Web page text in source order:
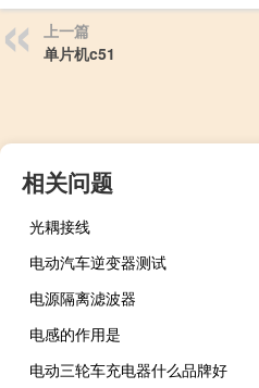
上一篇
单片机c51
相关问题
光耦接线
电动汽车逆变器测试
电源隔离滤波器
电感的作用是
电动三轮车充电器什么品牌好